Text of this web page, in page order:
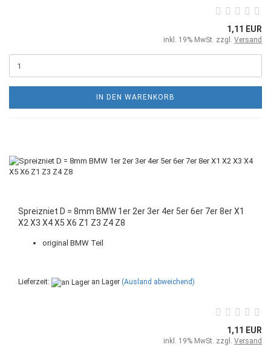
1,11 EUR
inkl. 19% MwSt. zzgl. Versand
IN DEN WARENKORB
Spreizniet D = 8mm BMW 1er 2er 3er 4er 5er 6er 7er 8er X1
X2 X3 X4 X5 X6 Z1 Z3 Z4 Z8
original BMW Teil
Lieferzeit: an Lager (Ausland abweichend)
1,11 EUR
inkl. 19% MwSt. zzgl. Versand